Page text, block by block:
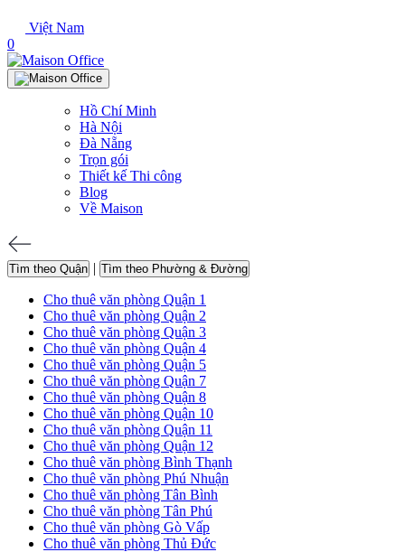
Việt Nam
0
Hồ Chí Minh
Hà Nội
Đà Nẵng
Trọn gói
Thiết kế Thi công
Blog
Về Maison
Tìm theo Quận | Tìm theo Phường & Đường
Cho thuê văn phòng Quận 1
Cho thuê văn phòng Quận 2
Cho thuê văn phòng Quận 3
Cho thuê văn phòng Quận 4
Cho thuê văn phòng Quận 5
Cho thuê văn phòng Quận 7
Cho thuê văn phòng Quận 8
Cho thuê văn phòng Quận 10
Cho thuê văn phòng Quận 11
Cho thuê văn phòng Quận 12
Cho thuê văn phòng Bình Thạnh
Cho thuê văn phòng Phú Nhuận
Cho thuê văn phòng Tân Bình
Cho thuê văn phòng Tân Phú
Cho thuê văn phòng Gò Vấp
Cho thuê văn phòng Thủ Đức